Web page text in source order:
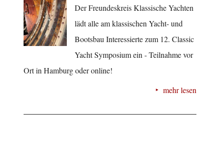
Der Freundeskreis Klassische Yachten
lädt alle am klassischen Yacht- und
Bootsbau Interessierte zum 12. Classic
Yacht Symposium ein - Teilnahme vor
Ort in Hamburg oder online!
mehr lesen